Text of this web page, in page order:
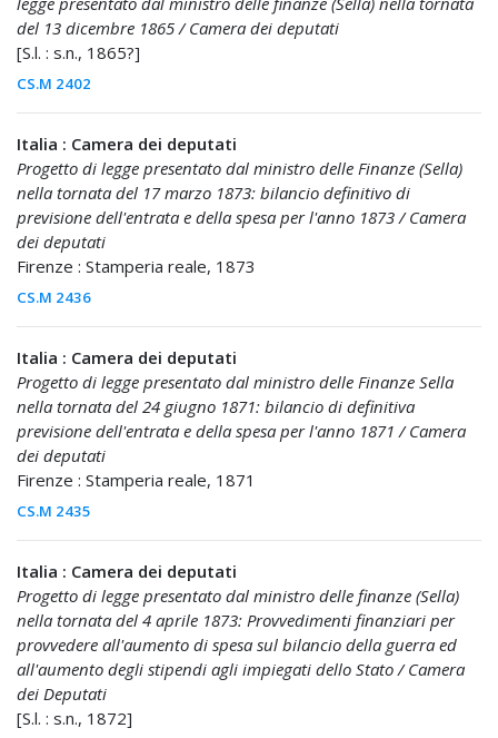
del 13 dicembre 1865 / Camera dei deputati
[S.l. : s.n., 1865?]
CS.M 2402
Italia : Camera dei deputati
Progetto di legge presentato dal ministro delle Finanze (Sella)
nella tornata del 17 marzo 1873: bilancio definitivo di
previsione dell'entrata e della spesa per l'anno 1873 / Camera
dei deputati
Firenze : Stamperia reale, 1873
CS.M 2436
Italia : Camera dei deputati
Progetto di legge presentato dal ministro delle Finanze Sella
nella tornata del 24 giugno 1871: bilancio di definitiva
previsione dell'entrata e della spesa per l'anno 1871 / Camera
dei deputati
Firenze : Stamperia reale, 1871
CS.M 2435
Italia : Camera dei deputati
Progetto di legge presentato dal ministro delle finanze (Sella)
nella tornata del 4 aprile 1873: Provvedimenti finanziari per
provvedere all'aumento di spesa sul bilancio della guerra ed
all'aumento degli stipendi agli impiegati dello Stato / Camera
dei Deputati
[S.l. : s.n., 1872]